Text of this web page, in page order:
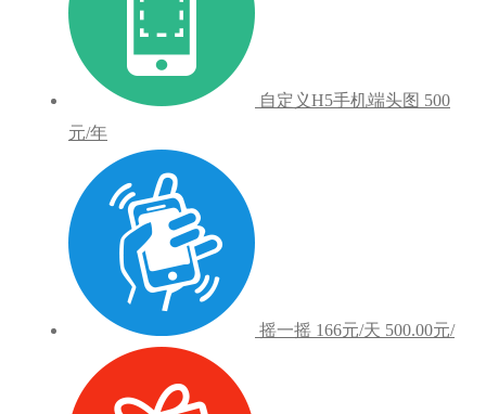
自定义H5手机端头图 500
元/年
摇一摇 166元/天 500.00元/